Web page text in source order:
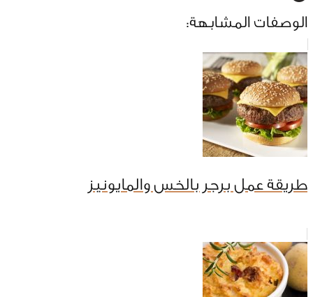
الوصفات المشابهة:
طريقة عمل برجر بالخس والمايونيز